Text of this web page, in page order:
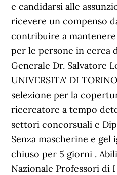
e candidarsi alle
ricevere un compenso
contribuire a
per le persone in cerca
Generale Dr. Salvatore
UNIVERSITA' DI
selezione per la
ricercatore a tempo
settori concorsuali e
Senza mascherine e gel
chiuso per 5 giorni .
Nazionale Professori di